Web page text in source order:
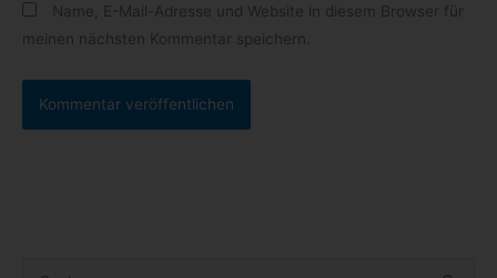
Name, E-Mail-Adresse und Website in diesem Browser für
meinen nächsten Kommentar speichern.